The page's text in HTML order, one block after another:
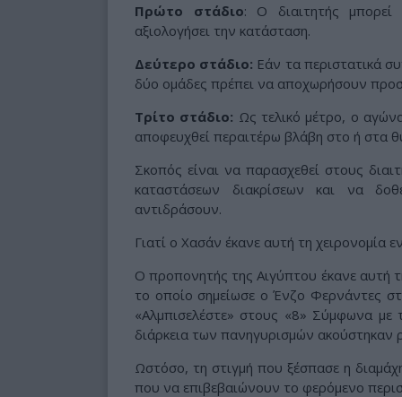
Πρώτο στάδιο: Ο διαιτητής
αξιολογήσει την κατάσταση.
Δεύτερο στάδιο: Εάν τα περιστατικά
δύο ομάδες πρέπει να αποχωρήσουν
Τρίτο στάδιο: Ως τελικό μέτρο, ο
αποφευχθεί περαιτέρω βλάβη στο ή στα
Σκοπός είναι να παρασχεθεί στους
καταστάσεων διακρίσεων και να
αντιδράσουν.
Γιατί ο Χασάν έκανε αυτή τη χειρονομία
Ο προπονητής της Αιγύπτου έκανε αυτή
το οποίο σημείωσε ο Ένζο Φερνάντες
«Αλμπισελέστε» στους «8» Σύμφωνα με
διάρκεια των πανηγυρισμών ακούστηκαν
Ωστόσο, τη στιγμή που ξέσπασε η
που να επιβεβαιώνουν το φερόμενο